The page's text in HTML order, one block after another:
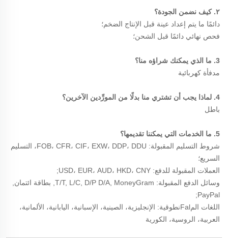
٢. كيف نضمن الجودة؟
دائمًا ما يتم إعداد عينة قبل الإنتاج الضخم؛
فحص نهائي دائمًا قبل الشحن؛
3. ما الذي يمكنك شراؤه منا؟
مدفأة كهربائية
4. لماذا يجب أن تشتري منا بدلًا من المورِّدين الآخرين؟
باطل
5. ما الخدمات التي يمكننا تقديمها؟
السريع؛
العملات المقبولة للدفع: USD، EUR، AUD، HKD، CNY;
PayPal;
العربية، الروسية، الكورية